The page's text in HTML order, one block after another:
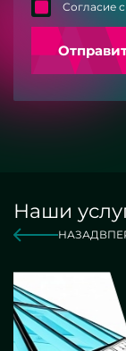
Согласие
Наши
НАЗАД